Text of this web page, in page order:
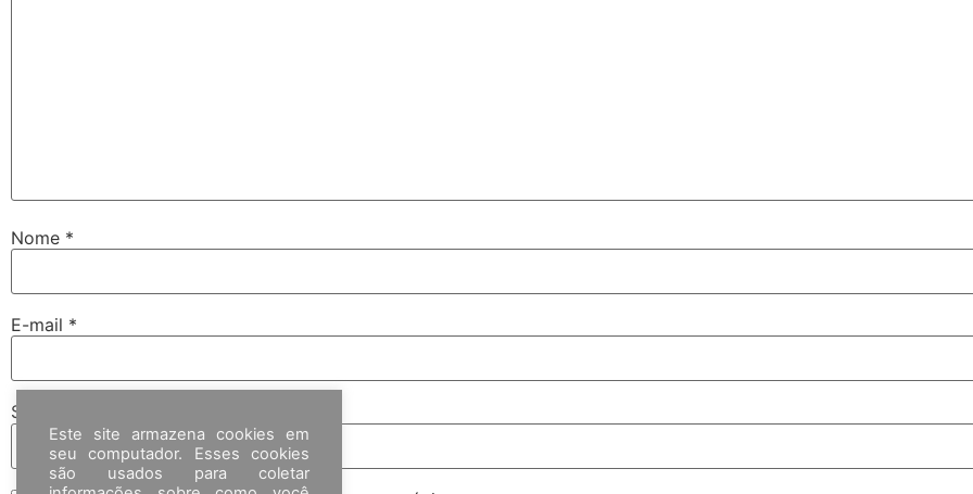
Nome *
E-mail *
Site
Este site armazena cookies em
seu computador. Esses cookies
são usados para coletar